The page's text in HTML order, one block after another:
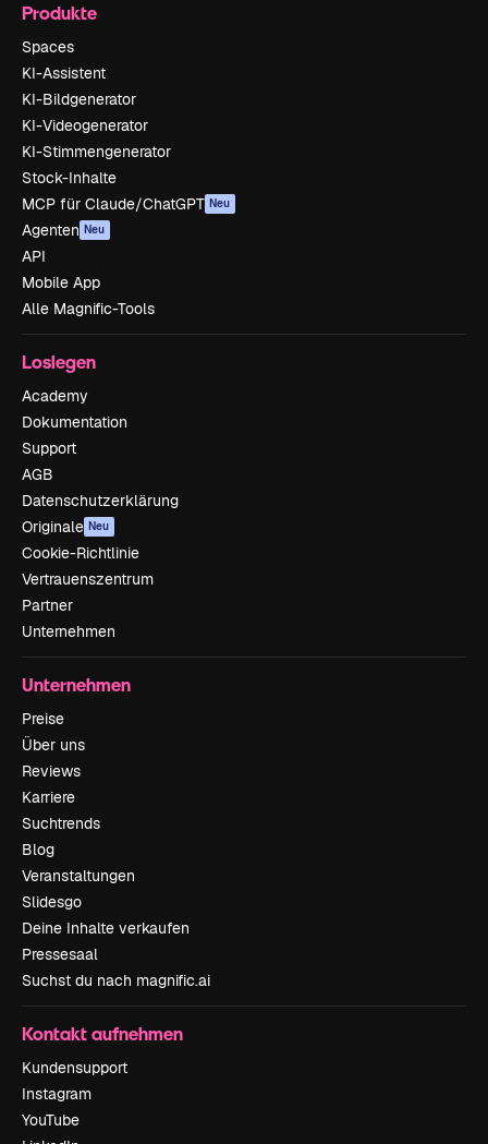
Produkte
Spaces
KI-Assistent
KI-Bildgenerator
KI-Videogenerator
KI-Stimmengenerator
Stock-Inhalte
MCP für Claude/ChatGPT Neu
Agenten Neu
API
Mobile App
Alle Magnific-Tools
Loslegen
Academy
Dokumentation
Support
AGB
Datenschutzerklärung
Originale Neu
Cookie-Richtlinie
Vertrauenszentrum
Partner
Unternehmen
Unternehmen
Preise
Über uns
Reviews
Karriere
Suchtrends
Blog
Veranstaltungen
Slidesgo
Deine Inhalte verkaufen
Pressesaal
Suchst du nach magnific.ai
Kontakt aufnehmen
Kundensupport
Instagram
YouTube